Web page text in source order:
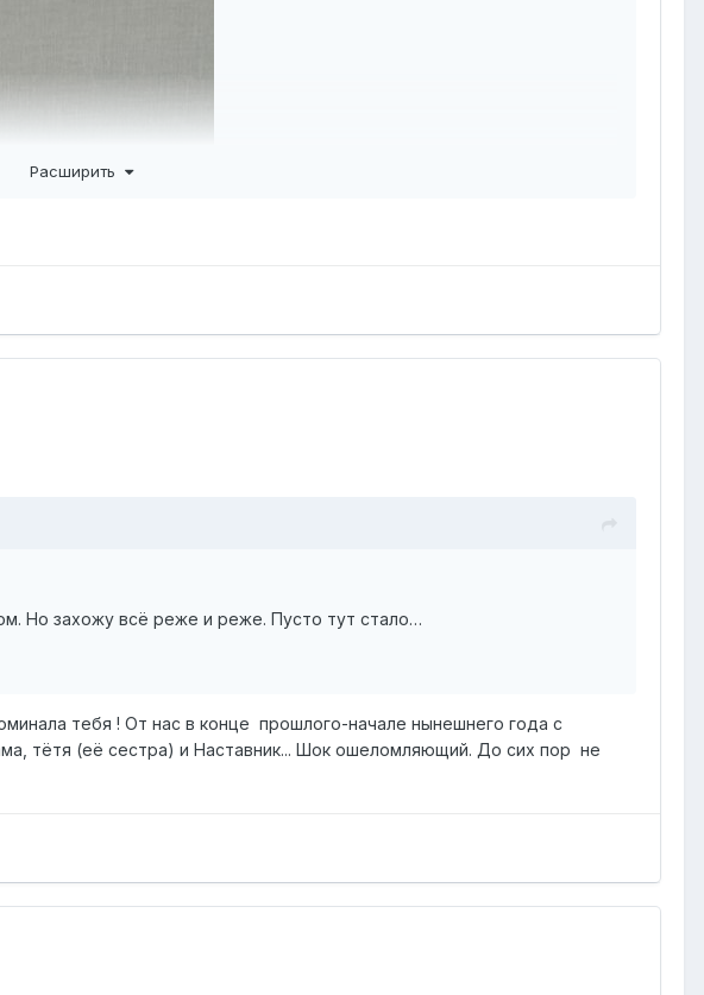
Расширить
Но захожу всё реже и реже. Пусто тут стало…
тебя ! От нас в конце прошлого-начале нынешнего года с
тётя (её сестра) и Наставник... Шок ошеломляющий. До сих пор не